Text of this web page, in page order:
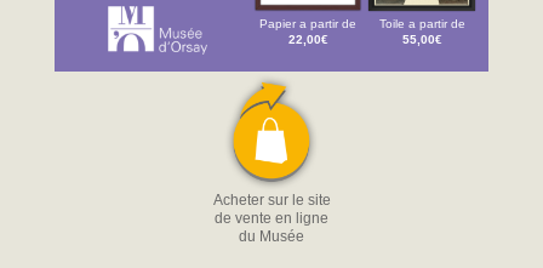
Papier a partir de
22,00€
Toile a partir de
55,00€
Acheter sur le site
de vente en ligne
du Musée